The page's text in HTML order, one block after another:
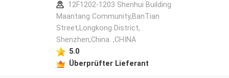
12F1202-1203 Shenhui Building
Maantang Community,BanTian
Street,Longkong District,
Shenzhen,China. ,CHINA
5.0
Überprüfter Lieferant